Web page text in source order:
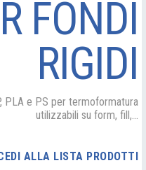
FONDI
RIGIDI
PLA e PS per termoformatura
utilizzabili su form, fill,...
ALLA LISTA PRODOTTI